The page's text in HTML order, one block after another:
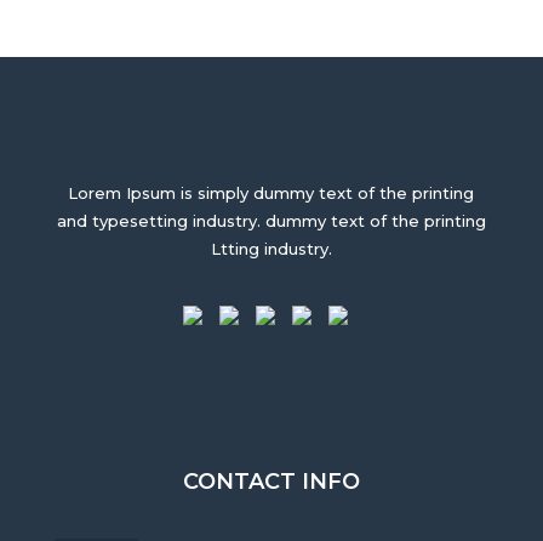
Lorem Ipsum is simply dummy text of the printing
and typesetting industry. dummy text of the printing
Ltting industry.
CONTACT INFO